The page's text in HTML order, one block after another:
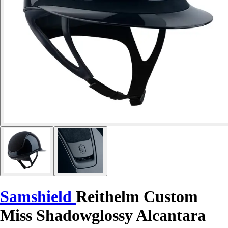
Samshield Reithelm Custom
Miss Shadowglossy Alcantara